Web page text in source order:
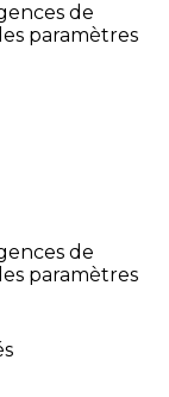
de
paramètres
de
paramètres